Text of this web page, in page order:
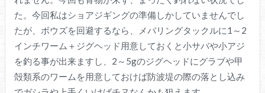
た。今回私はショアジギングの準備しかしていませんでし
たが、ボウズを回避するなら、メバリングタックルに1～2
インチワーム＋ジグヘッド用意しておくと小サバや小アジ
を釣る事が出来ますし、2～5gのジグヘッドにグラブや甲
殻類系のワームを用意しておけば防波堤の際の落とし込み